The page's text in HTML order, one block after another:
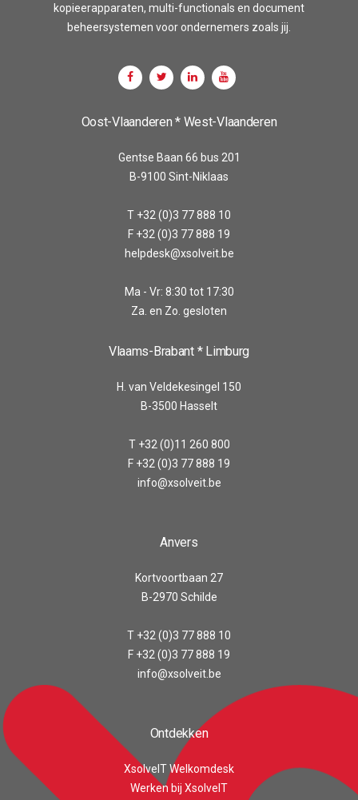
kopieerapparaten, multi-functionals en document
beheersystemen voor ondernemers zoals jij.
Oost-Vlaanderen * West-Vlaanderen
Gentse Baan 66 bus 201
B-9100 Sint-Niklaas
T +32 (0)3 77 888 10
F +32 (0)3 77 888 19
helpdesk@xsolveit.be
Ma - Vr: 8:30 tot 17:30
Za. en Zo. gesloten
Vlaams-Brabant * Limburg
H. van Veldekesingel 150
B-3500 Hasselt
T +32 (0)11 260 800
F +32 (0)3 77 888 19
info@xsolveit.be
Anvers
Kortvoortbaan 27
B-2970 Schilde
T +32 (0)3 77 888 10
F +32 (0)3 77 888 19
info@xsolveit.be
Ontdekken
XsolveIT Welkomdesk
Werken bij XsolveIT